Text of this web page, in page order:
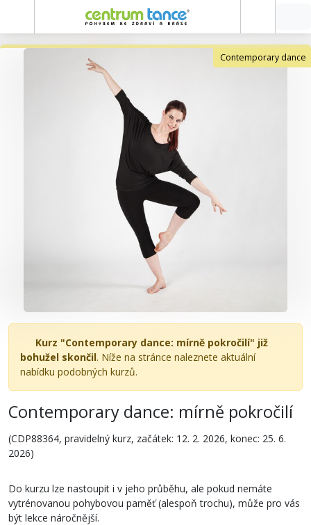
Contemporary dance
Kurz "Contemporary dance: mírně pokročilí" již
bohužel skončil. Níže na stránce naleznete aktuální
nabídku podobných kurzů.
Contemporary dance: mírně pokročilí
(CDP88364, pravidelný kurz, začátek: 12. 2. 2026, konec: 25. 6.
2026)
Do kurzu lze nastoupit i v jeho průběhu, ale pokud nemáte
vytrénovanou pohybovou paměť (alespoň trochu), může pro vás
být lekce náročnější.